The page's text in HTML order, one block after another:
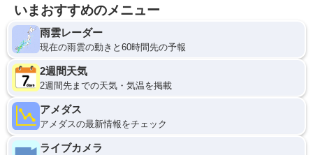
いまおすすめのメニュー
雨雲レーダー
現在の雨雲の動きと60時間先の予報
2週間天気
2週間先までの天気・気温を掲載
アメダス
アメダスの最新情報をチェック
ライブカメラ